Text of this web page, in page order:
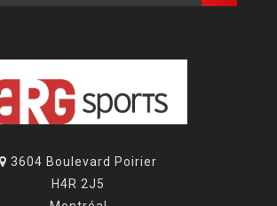
3604 Boulevard Poirier
H4R 2J5